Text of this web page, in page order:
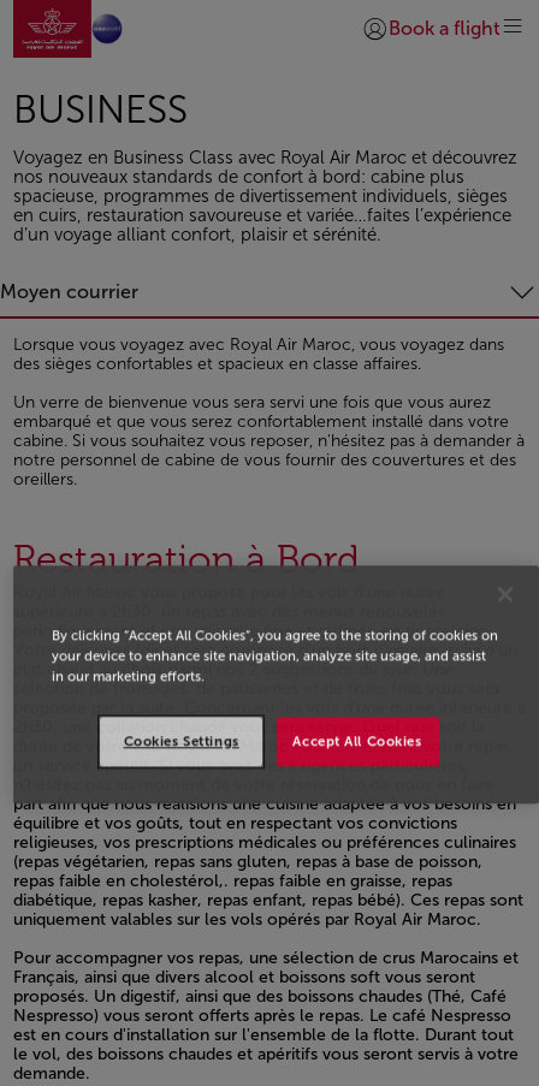
Saut au contenu principal
Aller à la page accueil
Se connecter |
Book a flight
BUSINESS
Voyagez en Business Class avec Royal Air Maroc et découvrez
nos nouveaux standards de confort à bord: cabine plus
spacieuse, programmes de divertissement individuels, sièges
en cuirs, restauration savoureuse et variée…faites l’expérience
d’un voyage alliant confort, plaisir et sérénité.
Moyen courrier
Lorsque vous voyagez avec Royal Air Maroc, vous voyagez dans
des sièges confortables et spacieux en classe affaires.
Un verre de bienvenue vous sera servi une fois que vous aurez
embarqué et que vous serez confortablement installé dans votre
cabine. Si vous souhaitez vous reposer, n'hésitez pas à demander à
notre personnel de cabine de vous fournir des couvertures et des
oreillers.
Restauration à Bord
périodiquement et une vaisselle fine et raffinée en porcelaine.
Votre déjeuner /dîner sera composé d’un hors d’œuvre, suivi d’un
plat chaud au choix parmi nos 2 suggestions du jour. Une
sélection de fromages, de pâtisseries et de fruits frais vous sera
durée de votre vol, Royal Air Maroc vous offre avant votre repas,
un service apéritif. Si vous avez des exigences particulières,
part afin que nous réalisions une cuisine adaptée à vos besoins en
équilibre et vos goûts, tout en respectant vos convictions
religieuses, vos prescriptions médicales ou préférences culinaires
(repas végétarien, repas sans gluten, repas à base de poisson,
repas faible en cholestérol,. repas faible en graisse, repas
diabétique, repas kasher, repas enfant, repas bébé). Ces repas sont
uniquement valables sur les vols opérés par Royal Air Maroc.
Open in a new window
Pour accompagner vos repas, une sélection de crus Marocains et
Français, ainsi que divers alcool et boissons soft vous seront
proposés. Un digestif, ainsi que des boissons chaudes (Thé, Café
Nespresso) vous seront offerts après le repas. Le café Nespresso
est en cours d'installation sur l'ensemble de la flotte. Durant tout
le vol, des boissons chaudes et apéritifs vous seront servis à votre
demande.
By clicking “Accept All Cookies”, you agree to the storing of cookies on
your device to enhance site navigation, analyze site usage, and assist
in our marketing efforts.
Accept All Cookies
Cookies Settings